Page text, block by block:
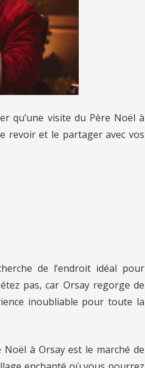
qu’une visite du Père Noël à
revoir et le partager avec vos
de l’endroit idéal pour
pas, car Orsay regorge de
inoubliable pour toute la
à Orsay est le marché de